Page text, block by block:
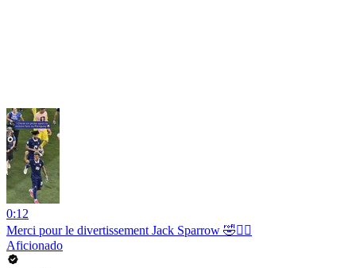
0:12
Merci pour le divertissement Jack Sparrow 🤣🏴‍☠️
Aficionado